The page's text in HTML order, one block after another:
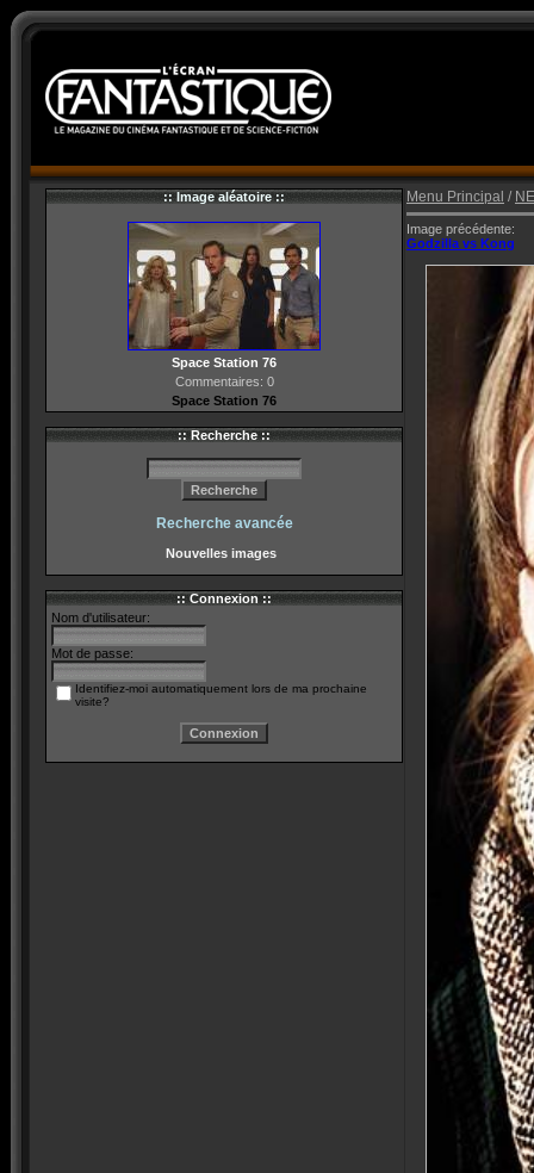
:: Image aléatoire ::
Space Station 76
Commentaires: 0
Space Station 76
:: Recherche ::
Recherche avancée
Nouvelles images
:: Connexion ::
Nom d'utilisateur:
Mot de passe:
Identifiez-moi automatiquement lors de ma prochaine
visite?
Menu Principal /
Image précédente:
Godzilla vs Kong